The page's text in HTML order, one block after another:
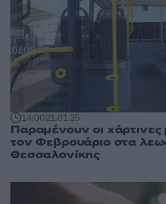
14:0021.01.25
Παραμένουν οι χάρτινες
τον Φεβρουάριο στα
Θεσσαλονίκης